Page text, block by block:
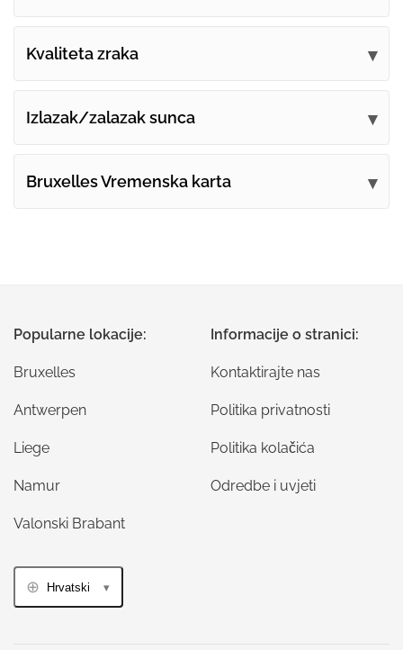
Kvaliteta zraka
Izlazak/zalazak sunca
Bruxelles Vremenska karta
Popularne lokacije:
Bruxelles
Antwerpen
Liege
Namur
Valonski Brabant
Informacije o stranici:
Kontaktirajte nas
Politika privatnosti
Politika kolačića
Odredbe i uvjeti
Hrvatski